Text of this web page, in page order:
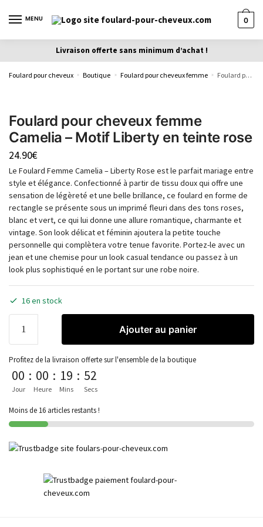
MENU 0
Livraison offerte sans minimum d’achat !
Foulard pour cheveux » Boutique » Foulard pour cheveux femme » Foulard pour cheveux femme Camelia – Motif Liberty en teinte rose
Foulard pour cheveux femme
Camelia – Motif Liberty en teinte rose
24.90€
Le Foulard Femme Camelia – Liberty Rose est le parfait mariage entre
style et élégance. Confectionné à partir de tissu doux qui offre une
sensation de légèreté et une belle brillance, ce foulard en forme de
rectangle se présente sous un imprimé fleuri dans des tons roses,
blanc et vert, ce qui lui donne une allure romantique, charmante et
vintage. Son look délicat et féminin ajoutera la petite touche
personnelle qui complètera votre tenue favorite. Portez-le avec un
jean et une chemise pour un look casual tendance ou passez à un
look plus sophistiqué en le portant sur une robe noire.
16 en stock
Ajouter au panier
Profitez de la livraison offerte sur l'ensemble de la boutique
00
Jour
: 00
Heure
: 19
Mins
: 52
Secs
Moins de 16 articles restants !